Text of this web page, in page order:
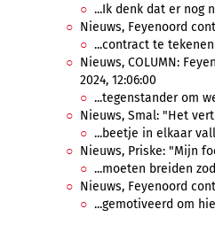
...Ik denk dat er nog
Nieuws, Feyenoord
...contract te
Nieuws, COLUMN:
2024, 12:06:00
...tegenstander om
Nieuws, Smal: "Het vert
...beetje in elkaar
Nieuws, Priske: "Mijn
...moeten breiden
Nieuws, Feyenoord
...gemotiveerd om